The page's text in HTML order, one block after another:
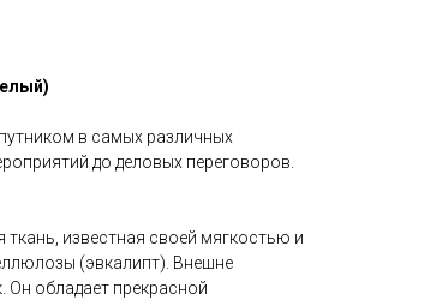
в самых различных
до деловых переговоров.
ткань, известная своей мягкостью и
(эвкалипт). Внешне
обладает прекрасной